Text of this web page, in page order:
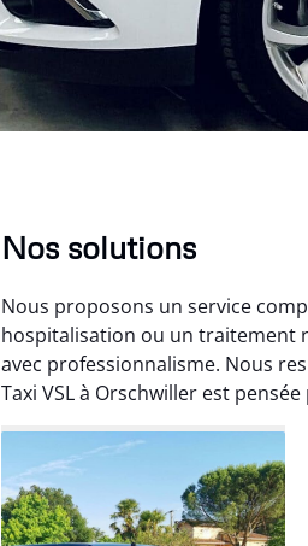
Nos solutions
Nous proposons un service
hospitalisation ou un traitement
avec professionnalisme. Nous
Taxi VSL à Orschwiller est